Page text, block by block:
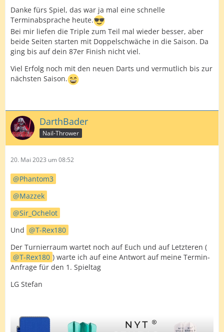
Danke fürs Spiel, das war ja mal eine schnelle
Terminabsprache heute.
Bei mir liefen die Triple zum Teil mal wieder besser, aber
beide Seiten starten mit Doppelschwäche in die Saison. Da
ging bis auf dein 87er Finish nicht viel.
Viel Erfolg noch mit den neuen Darts und vermutlich bis zur
nächsten Saison.
DarthBader
Nail-Thrower
20. Mai 2023 um 08:52
Phantom3
Mazzek
Sir_Ochelot
Und
T-Rex180
Der Turnierraum wartet noch auf Euch und auf Letzteren (
T-Rex180 ) warte ich auf eine Antwort auf meine Termin-
Anfrage für den 1. Spieltag
LG Stefan